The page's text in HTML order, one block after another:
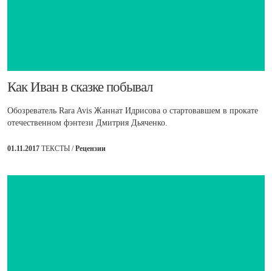
​Как Иван в сказке побывал
Обозреватель Rara Avis Жаннат Идрисова о стартовавшем в прокате
отечественном фэнтези Дмитрия Дьяченко.
01.11.2017 ТЕКСТЫ /Рецензии